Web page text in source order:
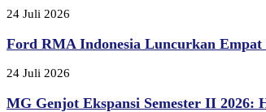
24 Juli 2026
Ford RMA Indonesia Luncurkan
24 Juli 2026
MG Genjot Ekspansi Semester II 2026: